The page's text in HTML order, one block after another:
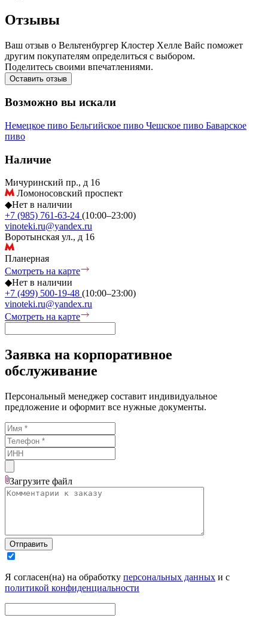
Отзывы
Ваш отзыв о Вельтенбургер Клостер Хелле Вайс поможет
другим покупателям определиться с выбором.
Поделитесь своими впечатлениями.
Оставить отзыв
Возможно вы искали
Немецкое пиво Бельгийское пиво Чешское пиво Баварское
пиво
Наличие
Мичуринский пр., д 16
Ломоносовский проспект
◆Нет в наличии
+7 (985) 761-63-24 (10:00–23:00)
vinoteki.ru@yandex.ru
Воротынская ул., д 16
Планерная
Смотреть на карте
◆Нет в наличии
+7 (499) 500-19-48 (10:00–23:00)
vinoteki.ru@yandex.ru
Смотреть на карте
Заявка на корпоративное
обслуживание
Персональный менеджер составит индивидуальное
предложение и оформит все нужные документы.
Загрузите файл
Отправить
Я согласен(на) на обработку персональных данных и с
политикой конфиденциальности